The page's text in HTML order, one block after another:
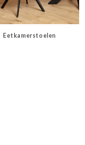
Eetkamerstoelen